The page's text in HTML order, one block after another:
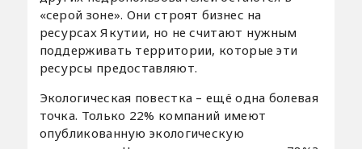
«серой зоне». Они строят бизнес на
ресурсах Якутии, но не считают нужным
поддерживать территории, которые эти
ресурсы предоставляют.
Экологическая повестка – ещё одна болевая
точка. Только 22% компаний имеют
опубликованную экологическую